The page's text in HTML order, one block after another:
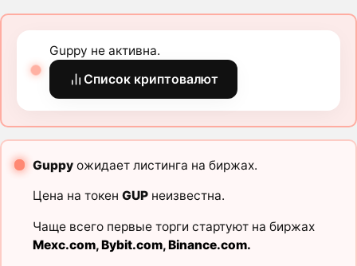
Guppy не активна.
Список криптовалют
Guppyожидает листинга на биржах.
Цена на токен GUPнеизвестна.
Чаще всего первые торги стартуют на биржах
Mexc.com,Bybit.com,Binance.com.